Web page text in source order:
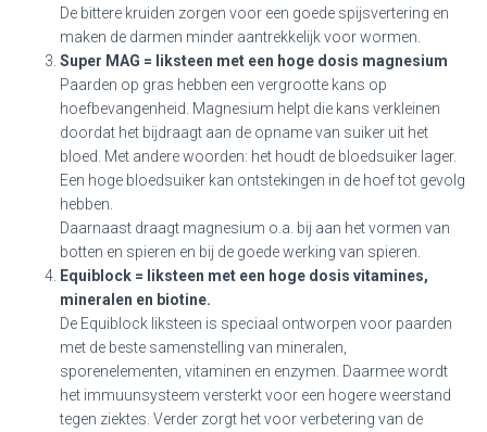
De bittere kruiden zorgen voor een goede spijsvertering en
maken de darmen minder aantrekkelijk voor wormen.
Super MAG = liksteen met een hoge dosis magnesium
Paarden op gras hebben een vergrootte kans op
hoefbevangenheid. Magnesium helpt die kans verkleinen
doordat het bijdraagt aan de opname van suiker uit het
bloed. Met andere woorden: het houdt de bloedsuiker lager.
Een hoge bloedsuiker kan ontstekingen in de hoef tot gevolg
hebben.
Daarnaast draagt magnesium o.a. bij aan het vormen van
botten en spieren en bij de goede werking van spieren.
Equiblock = liksteen met een hoge dosis vitamines,
mineralen en biotine.
De Equiblock liksteen is speciaal ontworpen voor paarden
met de beste samenstelling van mineralen,
sporenelementen, vitaminen en enzymen. Daarmee wordt
het immuunsysteem versterkt voor een hogere weerstand
tegen ziektes. Verder zorgt het voor verbetering van de